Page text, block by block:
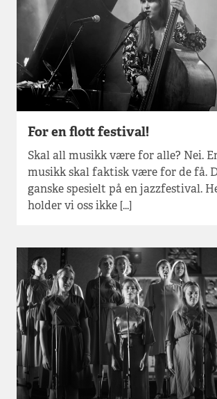
For en flott festival!
Skal all musikk være for alle? Nei.
musikk skal faktisk være for de få.
ganske spesielt på en jazzfestival.
holder vi oss ikke [...]